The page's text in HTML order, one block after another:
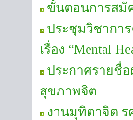
ขั้นตอนการสมั
ประชุมวิชากา
เรื่อง “Mental
ประกาศรายชื่
สุขภาพจิต
งานมุทิตาจิต